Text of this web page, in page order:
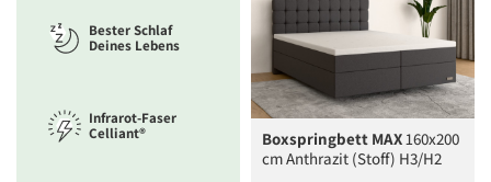
Bester Schlaf
Deines Lebens
Infrarot-Faser
Celliant®
Boxspringbett MAX160x200
cm Anthrazit (Stoff) H3/H2